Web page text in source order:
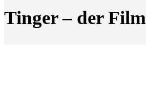
Tinger – der Film